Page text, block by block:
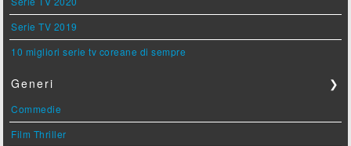
Serie TV 2019
10 migliori serie tv coreane di sempre
Generi ❯
Commedie
Film Thriller